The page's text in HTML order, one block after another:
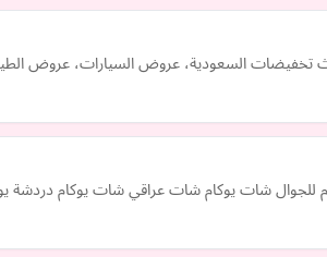
السعودية، عروض السيارات، عروض
للجوال شات يوكام شات عراقي شات يوكام دردشة